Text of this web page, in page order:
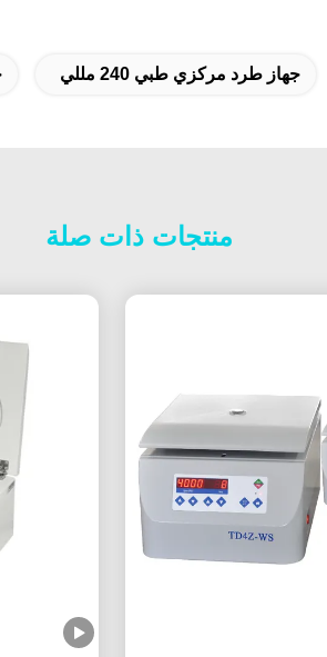
جهاز طرد مركزي طبي 240 مللي
منتجات ذات صلة